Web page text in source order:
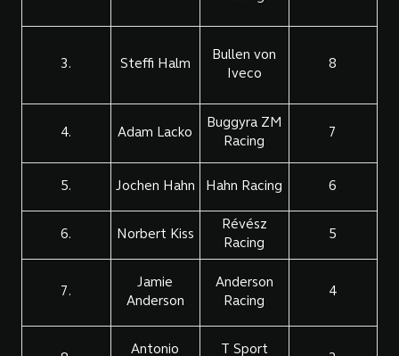
3. Steffi Halm
Bullen von
Iveco
8
4. Adam Lacko
Buggyra ZM
Racing
7
5. Jochen Hahn Hahn Racing 6
6. Norbert Kiss
Révész
Racing
5
7.
Jamie
Anderson
Anderson
Racing
4
Antonio
T Sport